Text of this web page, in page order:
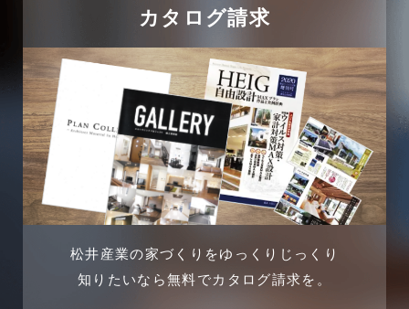
カタログ請求
松井産業の家づくりをゆっくりじっくり
知りたいなら無料でカタログ請求を。